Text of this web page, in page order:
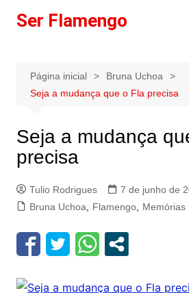
paraSer Flamengo
Página inicial
Bruna Uchoa
Seja a mudança que o Fla precisa
Seja a mudança
precisa
Tulio Rodrigues
7 de junho de
Bruna Uchoa
Flamengo, Memórias